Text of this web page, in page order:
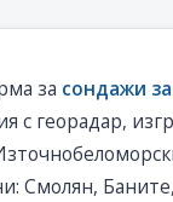
за сондажи
с георадар,
Смолян,